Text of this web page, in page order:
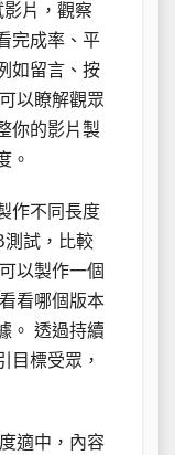
影片，觀察
完成率、平
如留言、按
以瞭解觀眾
你的影片製
。
作不同長度
測試，比較
以製作一個
看哪個版本
。 透過持續
目標受眾，
適中，內容